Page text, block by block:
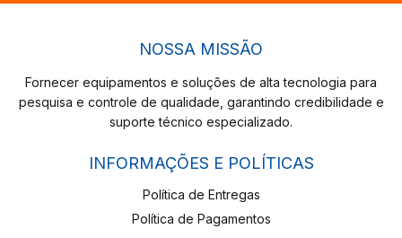
NOSSA MISSÃO
Fornecer equipamentos e soluções de alta tecnologia para
pesquisa e controle de qualidade, garantindo credibilidade e
suporte técnico especializado.
INFORMAÇÕES E POLÍTICAS
Política de Entregas
Política de Pagamentos